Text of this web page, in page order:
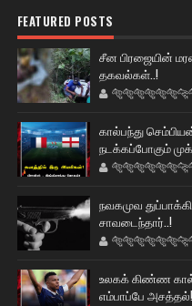
FEATURED POSTS
சீன பிரஜையின்
தகவல்கள்..!
கால்பந்து
நடக்கப்போகும்
நவகமுவ
சாவடைந்தார்..!
உலகக் கிண்ண
எம்பாப்பே அசத்தல்!